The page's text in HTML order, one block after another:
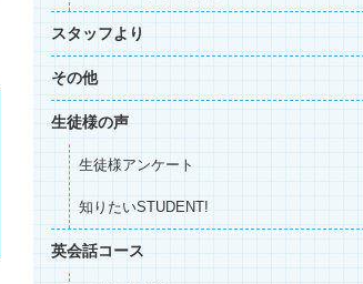
スタッフより
その他
生徒様の声
生徒様アンケート
知りたいSTUDENT!
英会話コース